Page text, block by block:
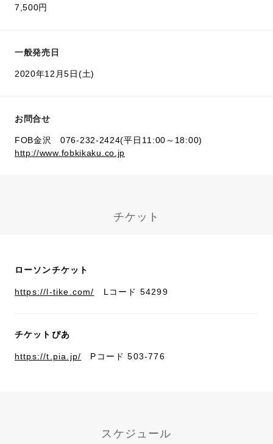
7,500円
一般発売日
2020年12月5日(土)
お問合せ
FOB金沢 076-232-2424(平日11:00～18:00)
http://www.fobkikaku.co.jp
チケット
ローソンチケット
https://l-tike.com/ Lコード 54299
チケットぴあ
https://t.pia.jp/ Pコード 503-776
スケジュール